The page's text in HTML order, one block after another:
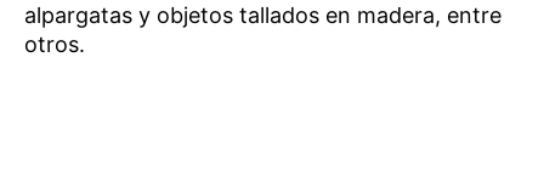
alpargatas y objetos tallados en madera, entre
otros.